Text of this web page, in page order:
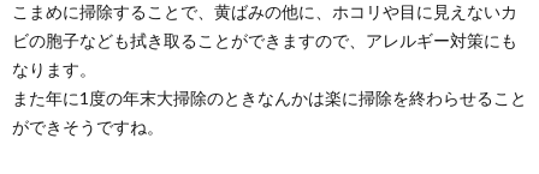
こまめに掃除することで、黄ばみの他に、ホコリや目に見えないカ
ビの胞子なども拭き取ることができますので、アレルギー対策にも
なります。
また年に1度の年末大掃除のときなんかは楽に掃除を終わらせること
ができそうですね。